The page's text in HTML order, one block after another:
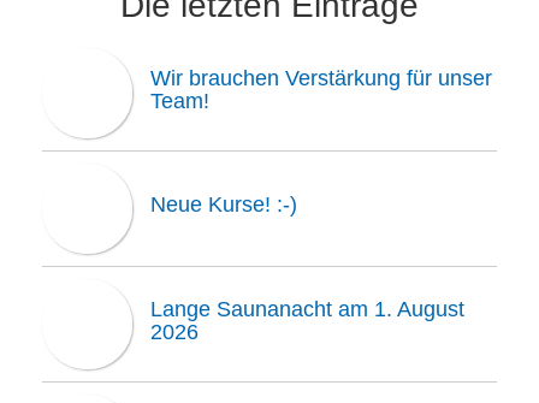
Wir brauchen Verstärkung für unser
Team!
Neue Kurse! :-)
Lange Saunanacht am 1. August
2026